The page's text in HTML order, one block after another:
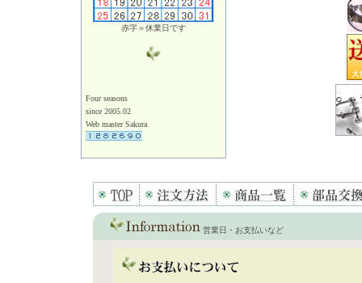
赤字＝休業日です
Four seasons
since 2005.02
Web master Sakura
営業日・お支払いなど